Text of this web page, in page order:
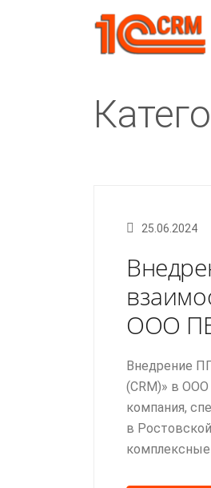
25.06.2024
ООО
Внедрение
(CRM)» в
компания,
в